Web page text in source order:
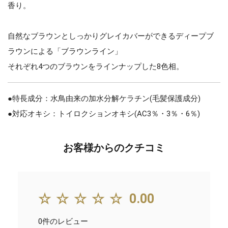
香り。
自然なブラウンとしっかりグレイカバーができるディープブ
ラウンによる「ブラウンライン」
それぞれ4つのブラウンをラインナップした8色相。
●特長成分：水鳥由来の加水分解ケラチン(毛髪保護成分)
●対応オキシ：トイロクションオキシ(AC3％・3％・6％)
お客様からのクチコミ
☆☆☆☆☆ 0.00
0件のレビュー